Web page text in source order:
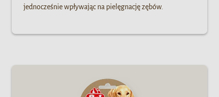
jednocześnie wpływając na pielęgnację zębów.